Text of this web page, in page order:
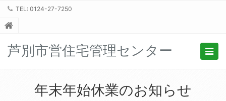
TEL: 0124-27-7250
芦別市営住宅管理センター
年末年始休業のお知らせ